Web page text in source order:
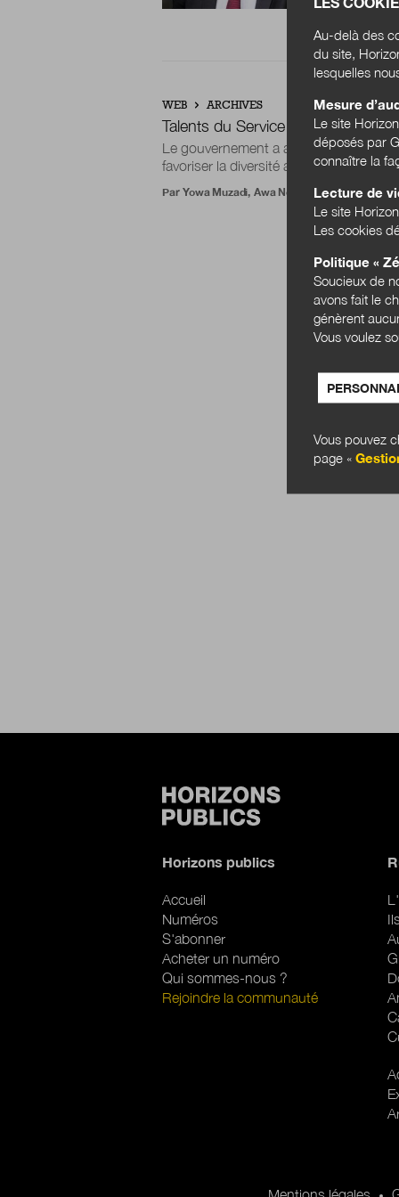
WEB ARCHIVES
Talents du Service Public : le
Le gouvernement a annoncé la
favoriser la diversité au sein des corps
Par Yowa Muzadi, Awa Ndiaye Léna Dormeau,
Horizons publics
Accueil
Numéros
S'abonner
Acheter un numéro
Qui sommes-nous ?
Rejoindre la communauté
Au-delà des
du site,
lesquelles
Mesure
Le site
déposés par
connaître la
Lecture de
Le site
Les cookies
Politique «
Soucieux de
avons fait le
génèrent
Vous voulez
Vous pouvez
page «